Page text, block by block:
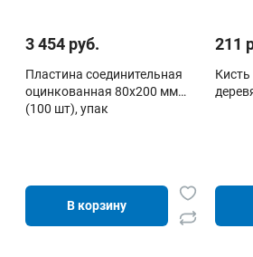
3 454 руб.
Пластина соединительная
оцинкованная 80х200 мм
(100 шт), упак
В корзину
211
Кисть